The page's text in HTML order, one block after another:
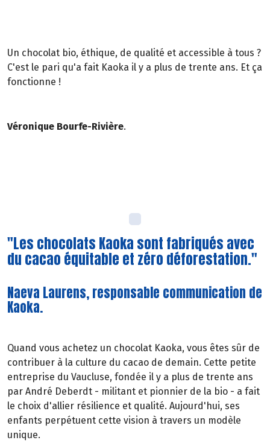
Un chocolat bio, éthique, de qualité et accessible à tous ?
C'est le pari qu'a fait Kaoka il y a plus de trente ans. Et ça
fonctionne !
Véronique Bourfe-Rivière.
"Les chocolats Kaoka sont fabriqués avec
du cacao équitable et zéro déforestation."
Naeva Laurens, responsable communication de
Kaoka.
Quand vous achetez un chocolat Kaoka, vous êtes sûr de
contribuer à la culture du cacao de demain. Cette petite
entreprise du Vaucluse, fondée il y a plus de trente ans
par André Deberdt - militant et pionnier de la bio - a fait
le choix d'allier résilience et qualité. Aujourd'hui, ses
enfants perpétuent cette vision à travers un modèle
unique.